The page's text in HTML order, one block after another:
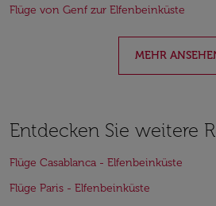
Flüge von Genf zur Elfenbeinküste
MEHR
Entdecken Sie weitere
Flüge Casablanca - Elfenbeinküste
Flüge Paris - Elfenbeinküste